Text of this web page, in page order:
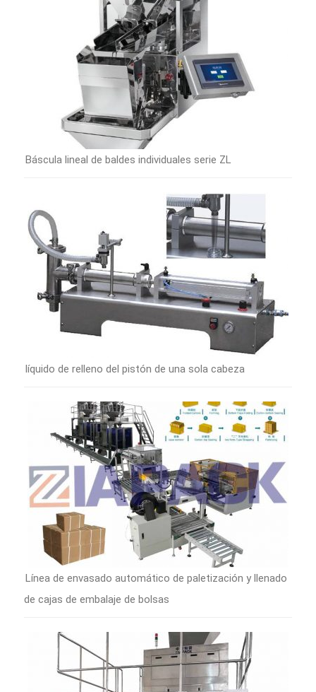
Báscula lineal de baldes individuales serie ZL
líquido de relleno del pistón de una sola cabeza
Línea de envasado automático de paletización y llenado
de cajas de embalaje de bolsas